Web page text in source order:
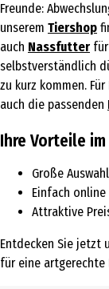
Freunde:
unserem Tiershop
auch Nassfutter
selbstverständlich
zu kurz kommen.
auch die passenden
Ihre Vorteile
Große
Einfach
Attraktive
Entdecken Sie jetzt
für eine artgerechte